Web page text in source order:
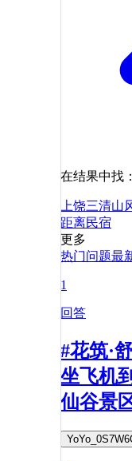
在结果中找：
上饶三清山
距离民宿
更多
热门问题最
1
回答
#花筑·
坐飞机
仙谷景